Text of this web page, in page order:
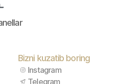
Bizni kuzatib boring
Instagram
Telegram